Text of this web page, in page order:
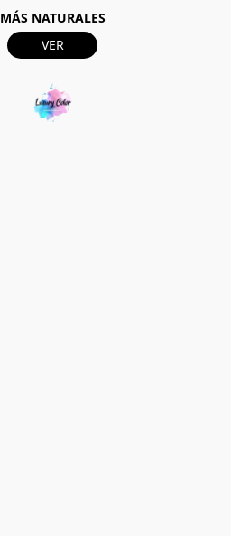
MÁS NATURALES
VER